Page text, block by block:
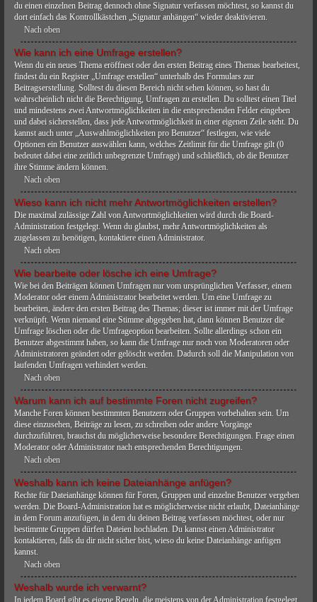
du einen einzelnen Beitrag dennoch ohne Signatur verfassen möchtest, so kannst du
dort einfach das Kontrollkästchen „Signatur anhängen“ wieder deaktivieren.
Nach oben
Wie kann ich eine Umfrage erstellen?
Wenn du ein neues Thema eröffnest oder den ersten Beitrag eines Themas bearbeitest,
findest du ein Register „Umfrage erstellen“ unterhalb des Formulars zur
Beitragserstellung. Solltest du diesen Bereich nicht sehen können, so hast du
wahrscheinlich nicht die Berechtigung, Umfragen zu erstellen. Du solltest einen Titel
und mindestens zwei Antwortmöglichkeiten in die entsprechenden Felder eingeben
und dabei sicherstellen, dass jede Antwortmöglichkeit in einer eigenen Zeile steht. Du
kannst auch unter „Auswahlmöglichkeiten pro Benutzer“ festlegen, wie viele
Optionen ein Benutzer auswählen kann, welches Zeitlimit für die Umfrage gilt (0
bedeutet dabei eine zeitlich unbegrenzte Umfrage) und schließlich, ob die Benutzer
ihre Stimme ändern können.
Nach oben
Wieso kann ich nicht mehr Antwortmöglichkeiten erstellen?
Die maximal zulässige Zahl von Antwortmöglichkeiten wird durch die Board-
Administration festgelegt. Wenn du glaubst, mehr Antwortmöglichkeiten als
zugelassen zu benötigen, kontaktiere einen Administrator.
Nach oben
Wie bearbeite oder lösche ich eine Umfrage?
Wie bei den Beiträgen können Umfragen nur vom ursprünglichen Verfasser, einem
Moderator oder einem Administrator bearbeitet werden. Um eine Umfrage zu
bearbeiten, ändere den ersten Beitrag des Themas; dieser ist immer mit der Umfrage
verknüpft. Wenn niemand eine Stimme abgegeben hat, dann können Benutzer die
Umfrage löschen oder die Umfrageoption bearbeiten. Sollte allerdings schon ein
Benutzer abgestimmt haben, so kann die Umfrage nur noch von Moderatoren oder
Administratoren geändert oder gelöscht werden. Dadurch soll die Manipulation von
laufenden Umfragen verhindert werden.
Nach oben
Warum kann ich auf bestimmte Foren nicht zugreifen?
Manche Foren können bestimmten Benutzern oder Gruppen vorbehalten sein. Um
diese einzusehen, Beiträge zu lesen, zu schreiben oder andere Vorgänge
durchzuführen, brauchst du möglicherweise besondere Berechtigungen. Frage einen
Moderator oder Administrator nach entsprechenden Berechtigungen.
Nach oben
Weshalb kann ich keine Dateianhänge anfügen?
Rechte für Dateianhänge können für Foren, Gruppen und einzelne Benutzer vergeben
werden. Die Board-Administration hat es möglicherweise nicht erlaubt, Dateianhänge
in dem Forum anzufügen, in dem du deinen Beitrag verfassen möchtest, oder nur
bestimmte Gruppen dürfen Dateien hochladen. Du kannst einen Administrator
kontaktieren, falls du dir nicht sicher bist, wieso du keine Dateianhänge anfügen
kannst.
Nach oben
Weshalb wurde ich verwarnt?
In jedem Board gibt es eigene Regeln, die meistens von der Administration festgelegt